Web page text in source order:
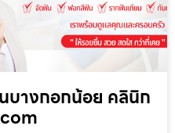
างกอกน้อย คลินิก